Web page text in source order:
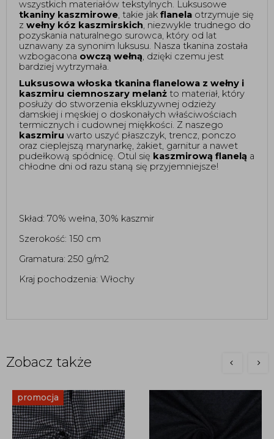
tkaniny kaszmirowe, takie jak flanela otrzymuje się
z wełny kóz kaszmirskich, niezwykle trudnego do
pozyskania naturalnego surowca, który od lat
uznawany za synonim luksusu. Nasza tkanina została
wzbogacona owczą wełną, dzięki czemu jest
bardziej wytrzymała.
Luksusowa włoska tkanina flanelowa z wełny i
kaszmiru ciemnoszary melanż to materiał, który
posłuży do stworzenia ekskluzywnej odzieży
damskiej i męskiej o doskonałych właściwościach
kaszmiru warto uszyć płaszczyk, trencz, ponczo
oraz cieplejszą marynarkę, żakiet, garnitur a nawet
pudełkową spódnicę. Otul się kaszmirową flanelą a
chłodne dni od razu staną się przyjemniejsze!
Skład: 70% wełna, 30% kaszmir
Szerokość: 150 cm
Gramatura: 250 g/m2
Kraj pochodzenia: Włochy
Zobacz także
promocja